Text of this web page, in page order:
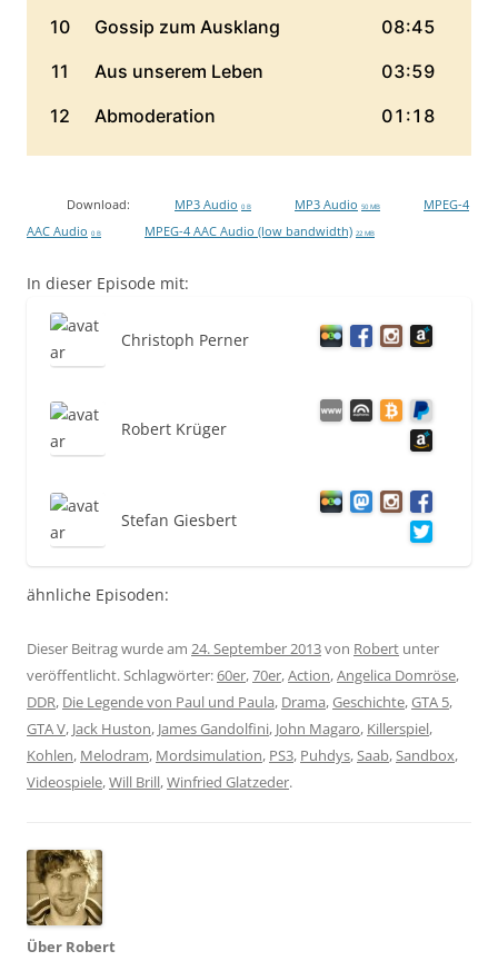
Download: MP3 Audio 0 B MP3 Audio 50 MB
MPEG-4
AAC Audio 0 B MPEG-4 AAC Audio (low bandwidth) 22 MB
In dieser Episode mit:
Christoph Perner
Robert Krüger
Stefan Giesbert
ähnliche Episoden:
Dieser Beitrag wurde am 24. September 2013von Robert unter
veröffentlicht. Schlagwörter:60er,70er,Action,Angelica Domröse,
DDR, Die Legende von Paul und Paula, Drama,Geschichte,GTA 5,
GTA V, Jack Huston, James Gandolfini, John Magaro, Killerspiel,
Kohlen, Melodram, Mordsimulation, PS3, Puhdys,Saab,Sandbox,
Videospiele,Will Brill,Winfried Glatzeder.
Über Robert